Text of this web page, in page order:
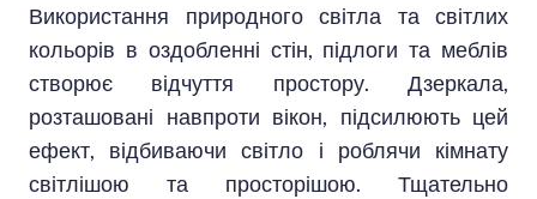
Використання природного світла та світлих
кольорів в оздобленні стін, підлоги та меблів
створює відчуття простору. Дзеркала,
розташовані навпроти вікон, підсилюють цей
ефект, відбиваючи світло і роблячи кімнату
світлішою та просторішою. Тщательно